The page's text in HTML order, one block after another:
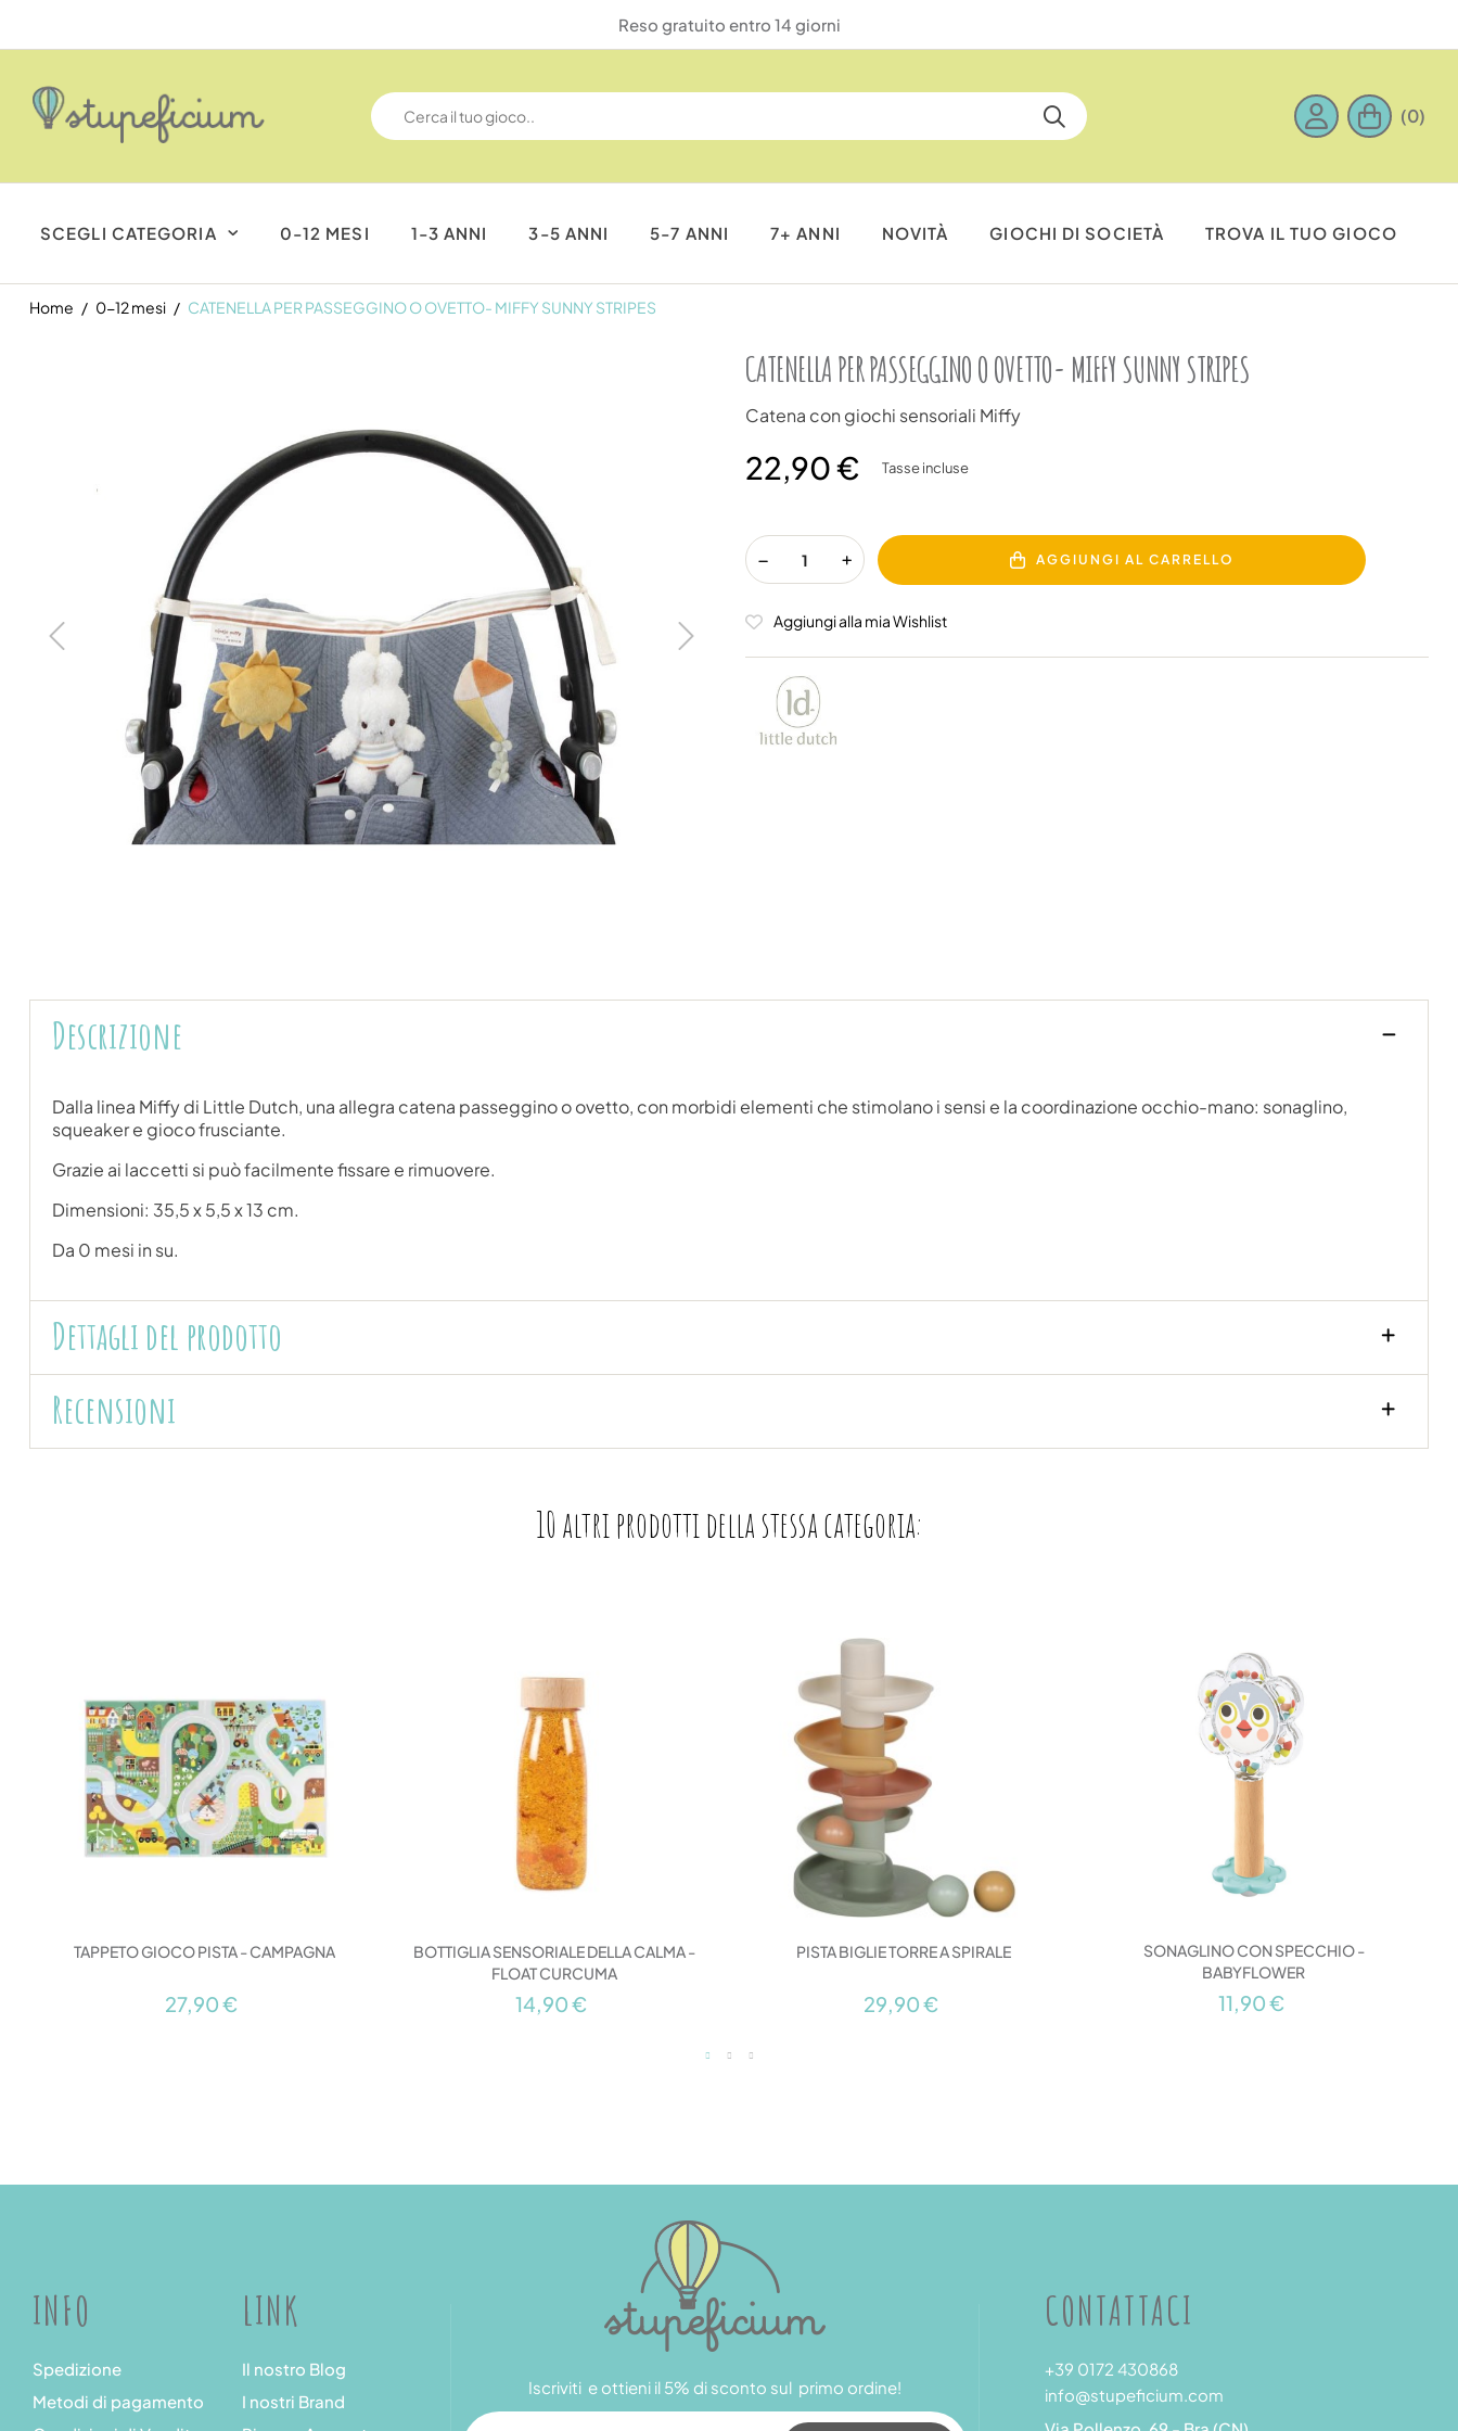
Reso gratuito entro 14 giorni
(0)
SCEGLI CATEGORIA 0-12 MESI 1-3 ANNI 3-5 ANNI 5-7 ANNI 7+ ANNI NOVITÀ GIOCHI DI SOCIETÀ TROVA IL TUO GIOCO
Home 0-12 mesi CATENELLA PER PASSEGGINO O OVETTO- MIFFY SUNNY STRIPES
CATENELLA PER PASSEGGINO O OVETTO- MIFFY SUNNY STRIPES
Catena con giochi sensoriali Miffy
22,90 € Tasse incluse
AGGIUNGI AL CARRELLO
Aggiungi alla mia Wishlist
Descrizione
Dalla linea Miffy di Little Dutch, una allegra catena passeggino o ovetto, con morbidi elementi che stimolano i sensi e la coordinazione occhio-mano: sonaglino,
squeaker e gioco frusciante.
Grazie ai laccetti si può facilmente fissare e rimuovere.
Dimensioni: 35,5 x 5,5 x 13 cm.
Da 0 mesi in su.
Dettagli del prodotto
Recensioni
10 altri prodotti della stessa categoria:
TAPPETO GIOCO PISTA - CAMPAGNA
27,90 €
BOTTIGLIA SENSORIALE DELLA CALMA -
FLOAT CURCUMA
14,90 €
PISTA BIGLIE TORRE A SPIRALE
29,90 €
SONAGLINO CON SPECCHIO -
BABYFLOWER
11,90 €
INFO
Spedizione
Metodi di pagamento
LINK
Il nostro Blog
I nostri Brand
Iscriviti e ottieni il 5% di sconto sul primo ordine!
CONTATTACI
+39 0172 430868
info@stupeficium.com